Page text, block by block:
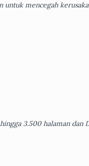
untuk mencegah
3.500 halaman dan